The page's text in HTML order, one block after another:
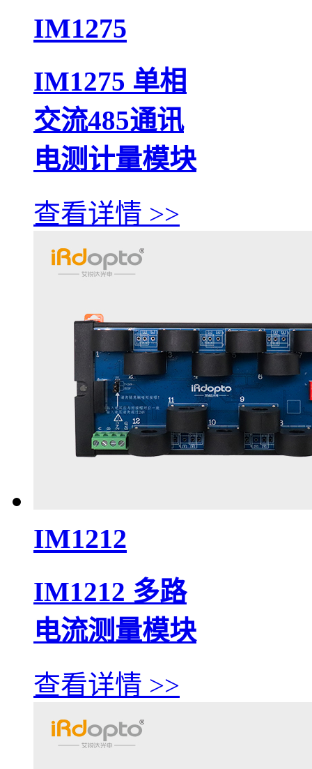
IM1275
IM1275 单相
交流485通讯
电测计量模块
查看详情 >>
IM1212
IM1212 多路
电流测量模块
查看详情 >>